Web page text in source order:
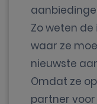
Zo weten
waar ze
nieuwste
Omdat ze
partner